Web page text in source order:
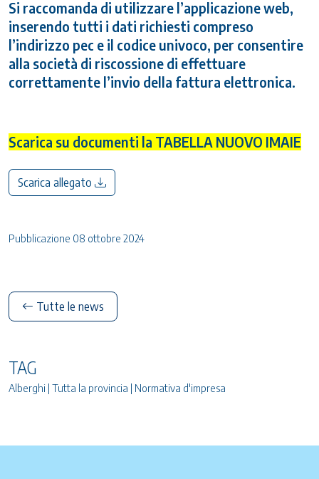
Si raccomanda di utilizzare l’applicazione web,
inserendo tutti i dati richiesti compreso
l’indirizzo pec e il codice univoco, per consentire
alla società di riscossione di effettuare
correttamente l’invio della fattura elettronica.
Scarica su documenti la TABELLA NUOVO IMAIE
Scarica allegato
Pubblicazione 08 ottobre 2024
Tutte le news
TAG
Alberghi | Tutta la provincia | Normativa d'impresa